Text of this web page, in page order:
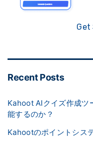
Get
Recent Posts
Kahoot AIクイズ作成ツ
能するのか？
Kahootのポイントシス